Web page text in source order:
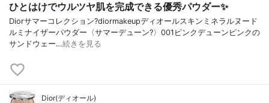
ひとはけでウルツヤ肌を完成できる優秀パウダー✨
Diorサマーコレクション?diormakeupディオールスキンミネラルヌード
ルミナイザーパウダー〈サマーデューン?️〉001ピンクデューンピンクの
サンドウェー…続きを見る
Dior(ディオール)